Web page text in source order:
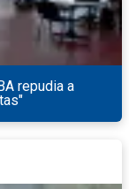
repudia a